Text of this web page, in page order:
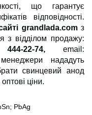
що гарантує
відповідності.
grandlada.com з
з відділом продажу:
22-74, email:
нададуть
свинцевий анод
ціни.
PbAg